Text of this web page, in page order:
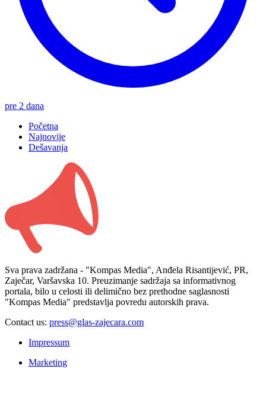
pre 2 dana
Početna
Najnovije
Dešavanja
Sva prava zadržana - "Kompas Media", Anđela Risantijević, PR,
Zaječar, Varšavska 10. Preuzimanje sadržaja sa informativnog
portala, bilo u celosti ili delimično bez prethodne saglasnosti
"Kompas Media" predstavlja povredu autorskih prava.
Contact us: press@glas-zajecara.com
Impressum
Marketing